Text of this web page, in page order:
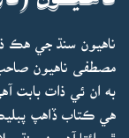
ناهيون سنڌ جي هڪ
مصطفى ناهيون
به ان ئي ذات بابت
هي ڪتاب ڏاهپ
ٿورائتا آهيون سنڌ